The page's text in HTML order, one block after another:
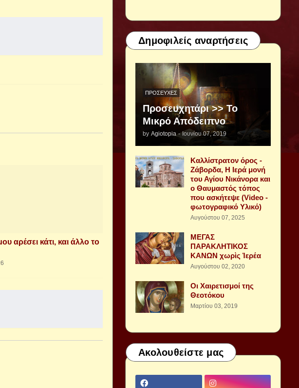
αρέσει κάτι, και άλλο το
Δημοφιλείς αναρτήσεις
ΠΡΟΣΕΥΧΈΣ
Προσευχητάρι >> Το
Μικρό Απόδειπνο
by Agiotopia - Ιουνίου 07, 2019
Καλλίστρατον όρος -
Ζάβορδα, Η Ιερά μονή
του Αγίου Νικάνορα και
ο Θαυμαστός τόπος
που ασκήτεψε (Video -
φωτογραφικό Υλικό)
Αυγούστου 07, 2025
ΜΕΓΑΣ
ΠΑΡΑΚΛΗΤΙΚΟΣ
ΚΑΝΩΝ χωρὶς Ἱερέα
Αυγούστου 02, 2020
Οι Χαιρετισμοί της
Θεοτόκου
Μαρτίου 03, 2019
Ακολουθείστε μας